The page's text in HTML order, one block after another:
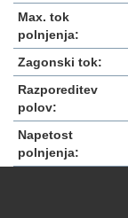
Max. tok
polnjenja:
Zagonski tok:
Razporeditev
polov:
Napetost
polnjenja: